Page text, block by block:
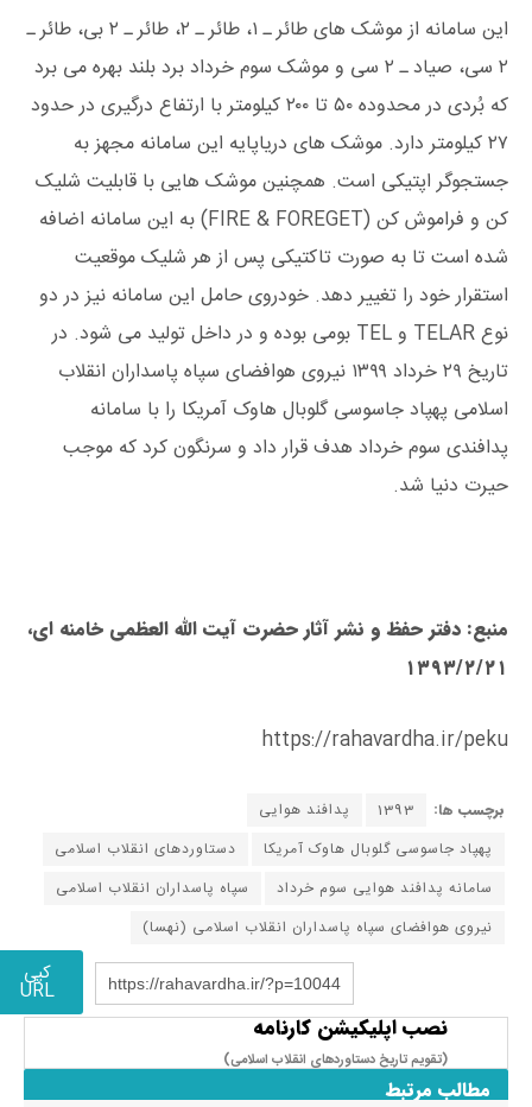
این سامانه از موشک های طائر ـ ۱، طائر ـ ۲، طائر ـ ۲ بی، طائر ـ
۲ سی، صیاد ـ ۲ سی و موشک سوم خرداد برد بلند بهره می برد
که بُردی در محدوده ۵۰ تا ۲۰۰ کیلومتر با ارتفاع درگیری در حدود
۲۷ کیلومتر دارد. موشک‌ های دریاپایه این سامانه مجهز به
جستجوگر اپتیکی است. همچنین موشک‌ هایی با قابلیت شلیک
کن و فراموش کن (FIRE & FOREGET) به این سامانه اضافه
شده است تا به صورت تاکتیکی پس از هر شلیک موقعیت
استقرار خود را تغییر دهد. خودروی حامل این سامانه نیز در دو
نوع TELAR و TEL بومی بوده و در داخل تولید می ‌شود. در
تاریخ ۲۹ خرداد ۱۳۹۹ نیروی هوافضای سپاه پاسداران انقلاب
اسلامی پهپاد جاسوسی گلوبال هاوک آمریکا را با سامانه
پدافندی سوم خرداد هدف قرار داد و سرنگون کرد که موجب
حیرت دنیا شد.
منبع: دفتر حفظ و نشر آثار حضرت آیت الله العظمی خامنه ای،
۱۳۹۳/۲/۲۱
https://rahavardha.ir/peku
برچسب ها: 1393
پدافند هوایی
پهپاد جاسوسی گلوبال هاوک آمریکا
دستاوردهای انقلاب اسلامی
سامانه پدافند هوایی سوم خرداد
سپاه پاسداران انقلاب اسلامی
نیروی هوافضای سپاه پاسداران انقلاب اسلامی (نهسا)
https://rahavardha.ir/?p=10044 کپی
URL
نصب اپلیکیشن کارنامه
(تقویم تاریخ دستاوردهای انقلاب اسلامی​)
مطالب مرتبط